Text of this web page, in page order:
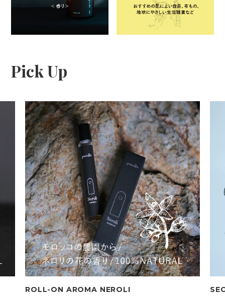
Pick Up
ROLL-ON AROMA NEROLI